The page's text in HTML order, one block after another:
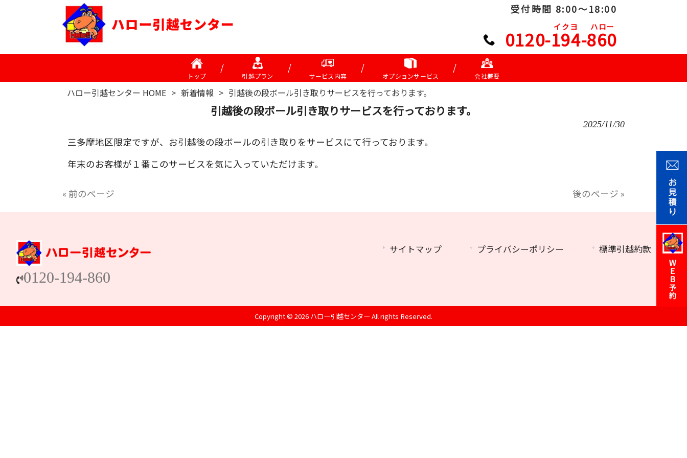
受付時間 8:00～18:00
イクヨ ハロー
0120-194-860
トップ 引越プラン サービス内容 オプションサービス 会社概要
ハロー引越センター HOME > 新着情報 > 引越後の段ボール引き取りサービスを行っております。
引越後の段ボール引き取りサービスを行っております。
2025/11/30
三多摩地区限定ですが、お引越後の段ボールの引き取りをサービスにて行っております。
年末のお客様が１番このサービスを気に入っていただけます。
« 前のページ 後のページ »
サイトマップ プライバシーポリシー 標準引越約款
0120-194-860
Copyright © 2026 ハロー引越センター All rights Reserved.